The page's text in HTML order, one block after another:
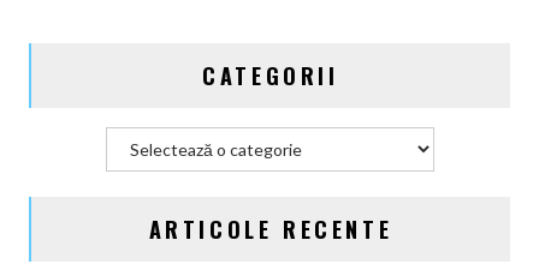
CATEGORII
ARTICOLE RECENTE